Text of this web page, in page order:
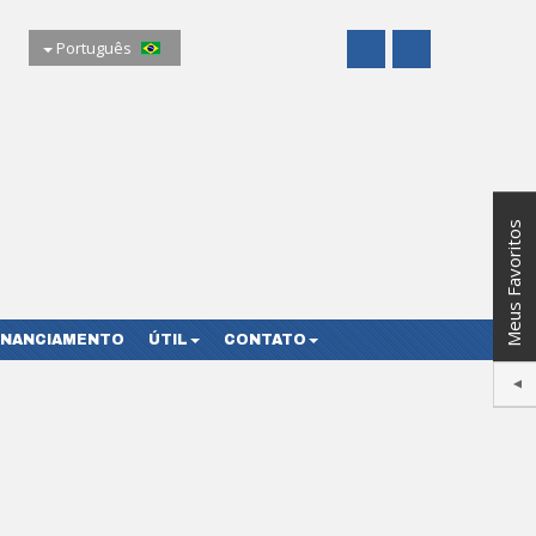
Português
ÚTIL CONTATO Meus Favoritos